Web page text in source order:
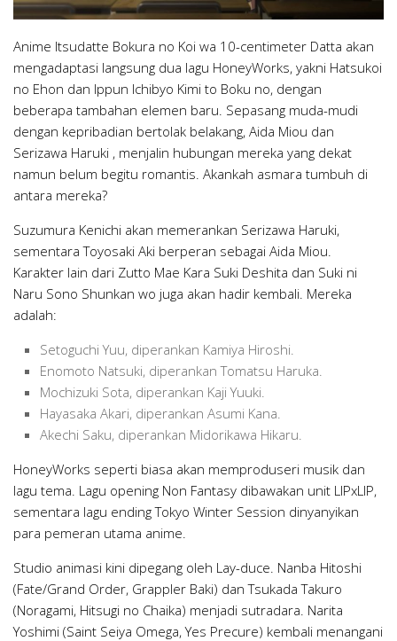
Anime Itsudatte Bokura no Koi wa 10-centimeter Datta akan
mengadaptasi langsung dua lagu HoneyWorks, yakni Hatsukoi
no Ehon dan Ippun Ichibyo Kimi to Boku no, dengan
beberapa tambahan elemen baru. Sepasang muda-mudi
dengan kepribadian bertolak belakang, Aida Miou dan
Serizawa Haruki , menjalin hubungan mereka yang dekat
namun belum begitu romantis. Akankah asmara tumbuh di
antara mereka?
Suzumura Kenichi akan memerankan Serizawa Haruki,
sementara Toyosaki Aki berperan sebagai Aida Miou.
Karakter lain dari Zutto Mae Kara Suki Deshita dan Suki ni
Naru Sono Shunkan wo juga akan hadir kembali. Mereka
adalah:
Setoguchi Yuu, diperankan Kamiya Hiroshi.
Enomoto Natsuki, diperankan Tomatsu Haruka.
Mochizuki Sota, diperankan Kaji Yuuki.
Hayasaka Akari, diperankan Asumi Kana.
Akechi Saku, diperankan Midorikawa Hikaru.
HoneyWorks seperti biasa akan memproduseri musik dan
lagu tema. Lagu opening Non Fantasy dibawakan unit LIPxLIP,
sementara lagu ending Tokyo Winter Session dinyanyikan
para pemeran utama anime.
Studio animasi kini dipegang oleh Lay-duce. Nanba Hitoshi
(Fate/Grand Order, Grappler Baki) dan Tsukada Takuro
(Noragami, Hitsugi no Chaika) menjadi sutradara. Narita
Yoshimi (Saint Seiya Omega, Yes Precure) kembali menangani